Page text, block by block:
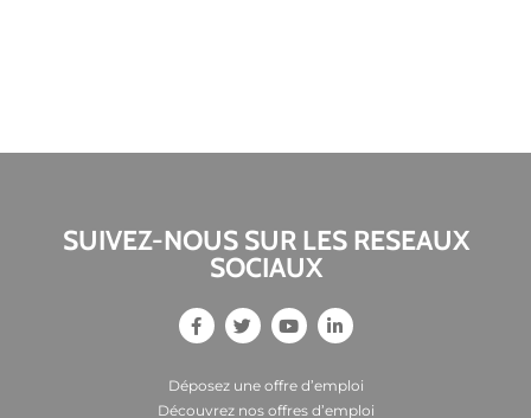
SUIVEZ-NOUS SUR LES RESEAUX
SOCIAUX
Déposez une offre d’emploi
Découvrez nos offres d’emploi